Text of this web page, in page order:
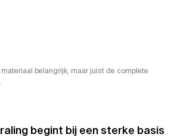
belangrijk, maar juist de complete
begint bij een sterke basis